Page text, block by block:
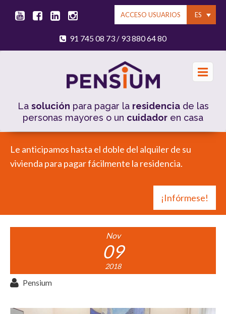
ES
ACCESO USUARIOS
91 745 08 73/ 93 880 64 80
La solución para pagar la residenciade las
personas mayores o un cuidador en casa
Le anticipamos hasta el doble del alquiler de su
vivienda para pagar fácilmente la residencia.
¡Infórmese!
Nov
09
2018
Pensium